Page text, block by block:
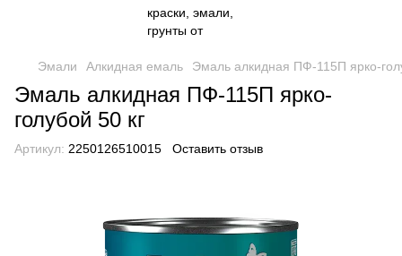
Эмали Алкидная емаль Эмаль алкидная ПФ-115П ярко-
Эмаль алкидная ПФ-115П ярко-
голубой 50 кг
Артикул: 2250126510015 Оставить отзыв